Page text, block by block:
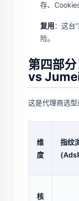
存、
复用：这台
险。
第四部
vs
这是代理商选型
维
度
指纹
核